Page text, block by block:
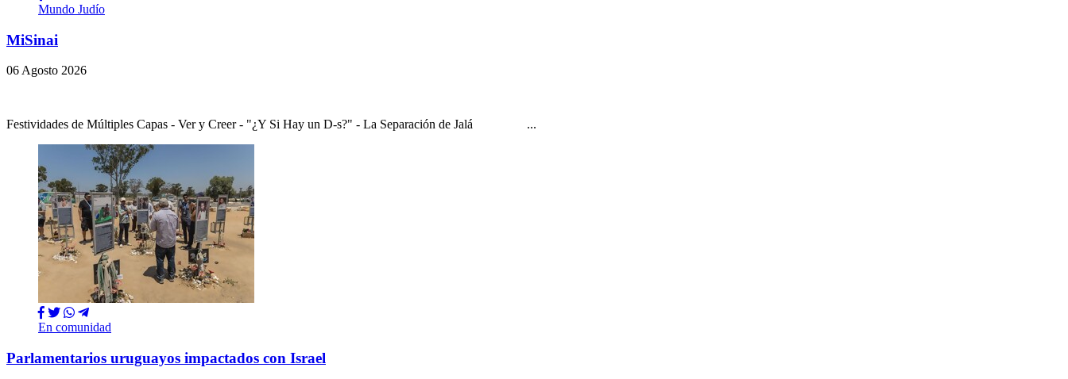
Mundo Judío
MiSinai
06 Agosto 2026
Festividades de Múltiples Capas - Ver y Creer - "¿Y Si Hay un D-s?" - La Separación de Jalá ...
En comunidad
Parlamentarios uruguayos impactados con Israel